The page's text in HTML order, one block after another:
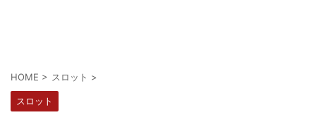
HOME > スロット >
スロット